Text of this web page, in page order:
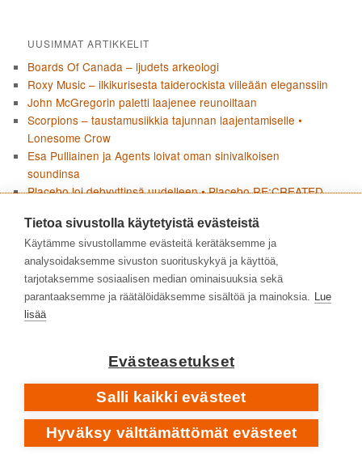
UUSIMMAT ARTIKKELIT
Boards Of Canada – ljudets arkeologi
Roxy Music – ilkikurisesta taiderockista viileään eleganssiin
John McGregorin paletti laajenee reunoiltaan
Scorpions – taustamusiikkia tajunnan laajentamiselle •
Lonesome Crow
Esa Pulliainen ja Agents loivat oman sinivalkoisen
soundinsa
Placebo loi debyyttinsä uudelleen • Placebo RE:CREATED
Pharoah Sanders • Impulsen jälkeen • 1975–2022
Garbage – kulttibändin kypsät vuodet yksilön kipupisteiden
ja yhteiskunnallisen raivon parissa • 2007–2026
Angine de Poitrine pysäytti doomscrollaajat • Vol. 1 & Vol. 2
Social Distortionin Born to Kill huokuu nostalgiaa ja uhmaa
Boards Of Canada – äänen arkeologiaa
Flean paluu jazzjuurille • Honora
KIRJOITTAJAT
Tietoa sivustolla käytetyistä evästeistä
Käytämme sivustollamme evästeitä kerätäksemme ja
analysoidaksemme sivuston suorituskykyä ja käyttöä,
tarjotaksemme sosiaalisen median ominaisuuksia sekä
parantaaksemme ja räätälöidäksemme sisältöä ja mainoksia. Lue
lisää
Evästeasetukset
Salli kaikki evästeet
Hyväksy välttämättömät evästeet